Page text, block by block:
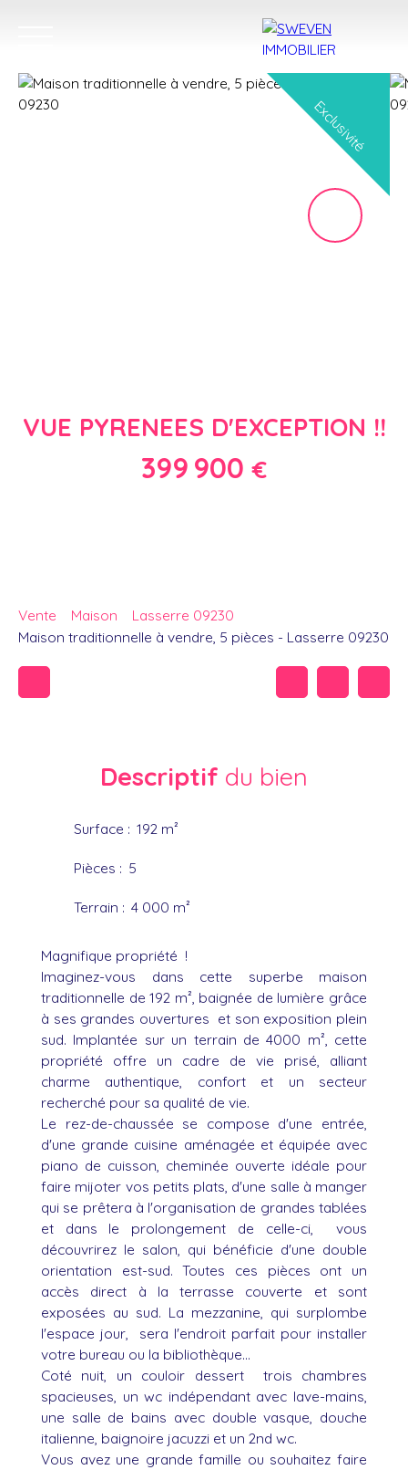
Exclusivité
VUE PYRENEES D'EXCEPTION !!
399 900€
Vente Maison
Lasserre 09230
Maison traditionnelle à vendre, 5 pièces - Lasserre 09230
Descriptif du bien
Surface : 192 m²
Pièces : 5
Terrain : 4 000 m²
Magnifique propriété !
Imaginez-vous dans cette superbe maison
traditionnelle de 192 m², baignée de lumière grâce
à ses grandes ouvertures et son exposition plein
sud. Implantée sur un terrain de 4000 m², cette
propriété offre un cadre de vie prisé, alliant
charme authentique, confort et un secteur
recherché pour sa qualité de vie.
Le rez-de-chaussée se compose d'une entrée,
d'une grande cuisine aménagée et équipée avec
piano de cuisson, cheminée ouverte idéale pour
faire mijoter vos petits plats, d'une salle à manger
qui se prêtera à l'organisation de grandes tablées
et dans le prolongement de celle-ci, vous
découvrirez le salon, qui bénéficie d'une double
orientation est-sud. Toutes ces pièces ont un
accès direct à la terrasse couverte et sont
exposées au sud. La mezzanine, qui surplombe
l'espace jour, sera l'endroit parfait pour installer
votre bureau ou la bibliothèque...
Coté nuit, un couloir dessert trois chambres
spacieuses, un wc indépendant avec lave-mains,
une salle de bains avec double vasque, douche
italienne, baignoire jacuzzi et un 2nd wc.
Vous avez une grande famille ou souhaitez faire